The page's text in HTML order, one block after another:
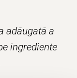
adăugată a
ingrediente